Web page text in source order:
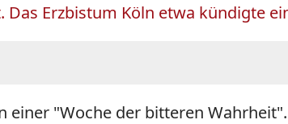
Erzbistum Köln etwa kündigte
einer "Woche der bitteren